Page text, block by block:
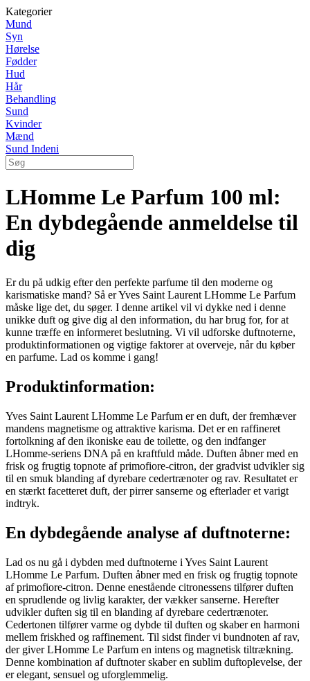
Kategorier
Mund
Syn
Hørelse
Fødder
Hud
Hår
Behandling
Sund
Kvinder
Mænd
Sund Indeni
LHomme Le Parfum 100 ml:
En dybdegående anmeldelse til
dig
Er du på udkig efter den perfekte parfume til den moderne og
karismatiske mand? Så er Yves Saint Laurent LHomme Le Parfum
måske lige det, du søger. I denne artikel vil vi dykke ned i denne
unikke duft og give dig al den information, du har brug for, for at
kunne træffe en informeret beslutning. Vi vil udforske duftnoterne,
produktinformationen og vigtige faktorer at overveje, når du køber
en parfume. Lad os komme i gang!
Produktinformation:
Yves Saint Laurent LHomme Le Parfum er en duft, der fremhæver
mandens magnetisme og attraktive karisma. Det er en raffineret
fortolkning af den ikoniske eau de toilette, og den indfanger
LHomme-seriens DNA på en kraftfuld måde. Duften åbner med en
frisk og frugtig topnote af primofiore-citron, der gradvist udvikler sig
til en smuk blanding af dyrebare cedertrænoter og rav. Resultatet er
en stærkt facetteret duft, der pirrer sanserne og efterlader et varigt
indtryk.
En dybdegående analyse af duftnoterne:
Lad os nu gå i dybden med duftnoterne i Yves Saint Laurent
LHomme Le Parfum. Duften åbner med en frisk og frugtig topnote
af primofiore-citron. Denne enestående citronessens tilfører duften
en sprudlende og livlig karakter, der vækker sanserne. Herefter
udvikler duften sig til en blanding af dyrebare cedertrænoter.
Cedertonen tilfører varme og dybde til duften og skaber en harmoni
mellem friskhed og raffinement. Til sidst finder vi bundnoten af rav,
der giver LHomme Le Parfum en intens og magnetisk tiltrækning.
Denne kombination af duftnoter skaber en sublim duftoplevelse, der
er elegant, sensuel og uforglemmelig.